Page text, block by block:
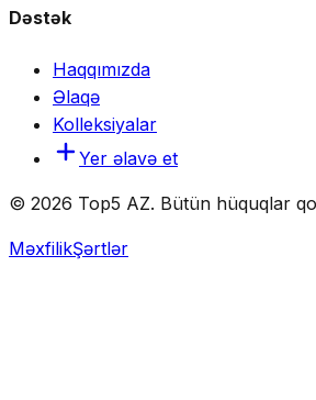
Dəstək
Haqqımızda
Əlaqə
Kolleksiyalar
Yer əlavə et
© 2026 Top5 AZ. Bütün hüquqlar
MəxfilikŞərtlər